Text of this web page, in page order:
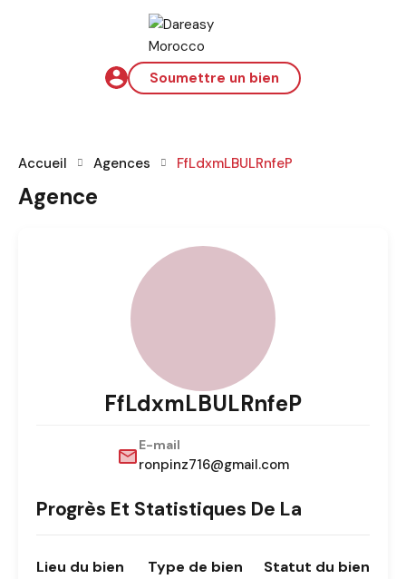
Soumettre un bien
Accueil Agences FfLdxmLBULRnfeP
Agence
FfLdxmLBULRnfeP
E-mail
ronpinz716@gmail.com
Progrès Et Statistiques De La
Lieu du bien Type de bien Statut du bien